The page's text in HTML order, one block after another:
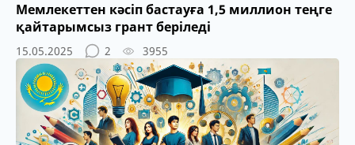
Мемлекеттен кәсіп бастауға 1,5 миллион теңге
қайтарымсыз грант беріледі
15.05.2025 2 3955